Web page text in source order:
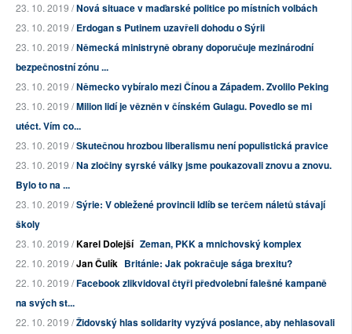
23. 10. 2019 /Nová situace v maďarské politice po místních volbách
23. 10. 2019 /Erdogan s Putinem uzavřeli dohodu o Sýrii
23. 10. 2019 /Německá ministryně obrany doporučuje mezinárodní
bezpečnostní zónu ...
23. 10. 2019 /Německo vybíralo mezi Čínou a Západem. Zvolilo Peking
23. 10. 2019 /Milion lidí je vězněn v čínském Gulagu. Povedlo se mi
utéct. Vím co...
23. 10. 2019 /Skutečnou hrozbou liberalismu není populistická pravice
23. 10. 2019 /Na zločiny syrské války jsme poukazovali znovu a znovu.
Bylo to na ...
23. 10. 2019 /Sýrie: V obležené provincii Idlíb se terčem náletů stávají
školy
23. 10. 2019 /Karel Dolejší Zeman, PKK a mnichovský komplex
22. 10. 2019 /Jan Čulík Británie: Jak pokračuje sága brexitu?
22. 10. 2019 /Facebook zlikvidoval čtyři předvolební falešné kampaně
na svých st...
22. 10. 2019 /Židovský hlas solidarity vyzývá poslance, aby nehlasovali